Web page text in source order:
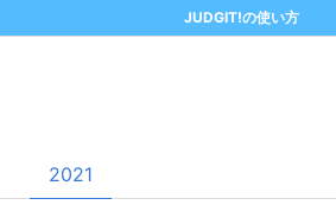
JUDGIT!の使い方
2021